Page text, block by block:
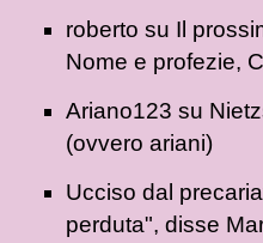
roberto su Il
Nome e profezie,
Ariano123 su
(ovvero ariani)
Ucciso dal
perduta", disse